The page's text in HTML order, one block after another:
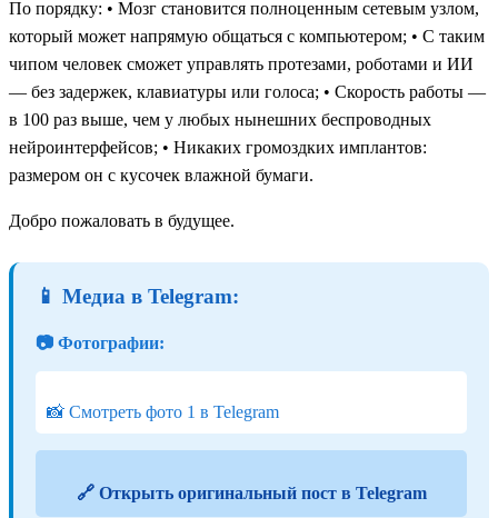
По порядку: • Мозг становится полноценным сетевым узлом,
который может напрямую общаться с компьютером; • С таким
чипом человек сможет управлять протезами, роботами и ИИ
— без задержек, клавиатуры или голоса; • Скорость работы —
в 100 раз выше, чем у любых нынешних беспроводных
нейроинтерфейсов; • Никаких громоздких имплантов:
размером он с кусочек влажной бумаги.
Добро пожаловать в будущее.
📱 Медиа в Telegram:
📷 Фотографии:
📸 Смотреть фото 1 в Telegram
🔗 Открыть оригинальный пост в Telegram